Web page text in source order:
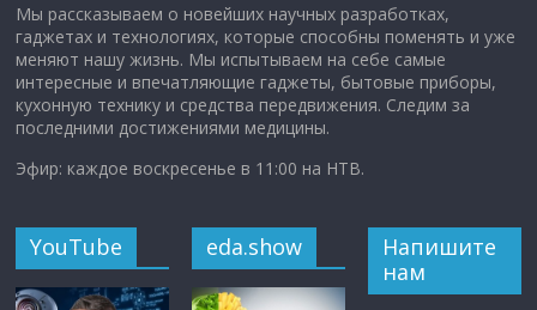
Мы рассказываем о новейших научных разработках,
гаджетах и технологиях, которые способны поменять и уже
меняют нашу жизнь. Мы испытываем на себе самые
интересные и впечатляющие гаджеты, бытовые приборы,
кухонную технику и средства передвижения. Следим за
последними достижениями медицины.
Эфир: каждое воскресенье в 11:00 на НТВ.
YouTube eda.show
Напишите
нам